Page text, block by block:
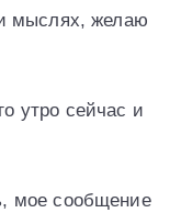
мыслях, желаю
утро сейчас и
мое сообщение